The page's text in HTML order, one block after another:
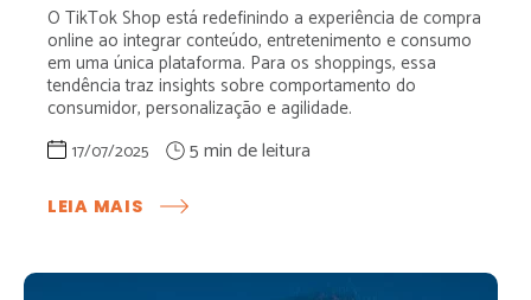
O TikTok Shop está redefinindo a experiência de compra
online ao integrar conteúdo, entretenimento e consumo
em uma única plataforma. Para os shoppings, essa
tendência traz insights sobre comportamento do
consumidor, personalização e agilidade.
17/07/2025
LEIA MAIS
O
OS